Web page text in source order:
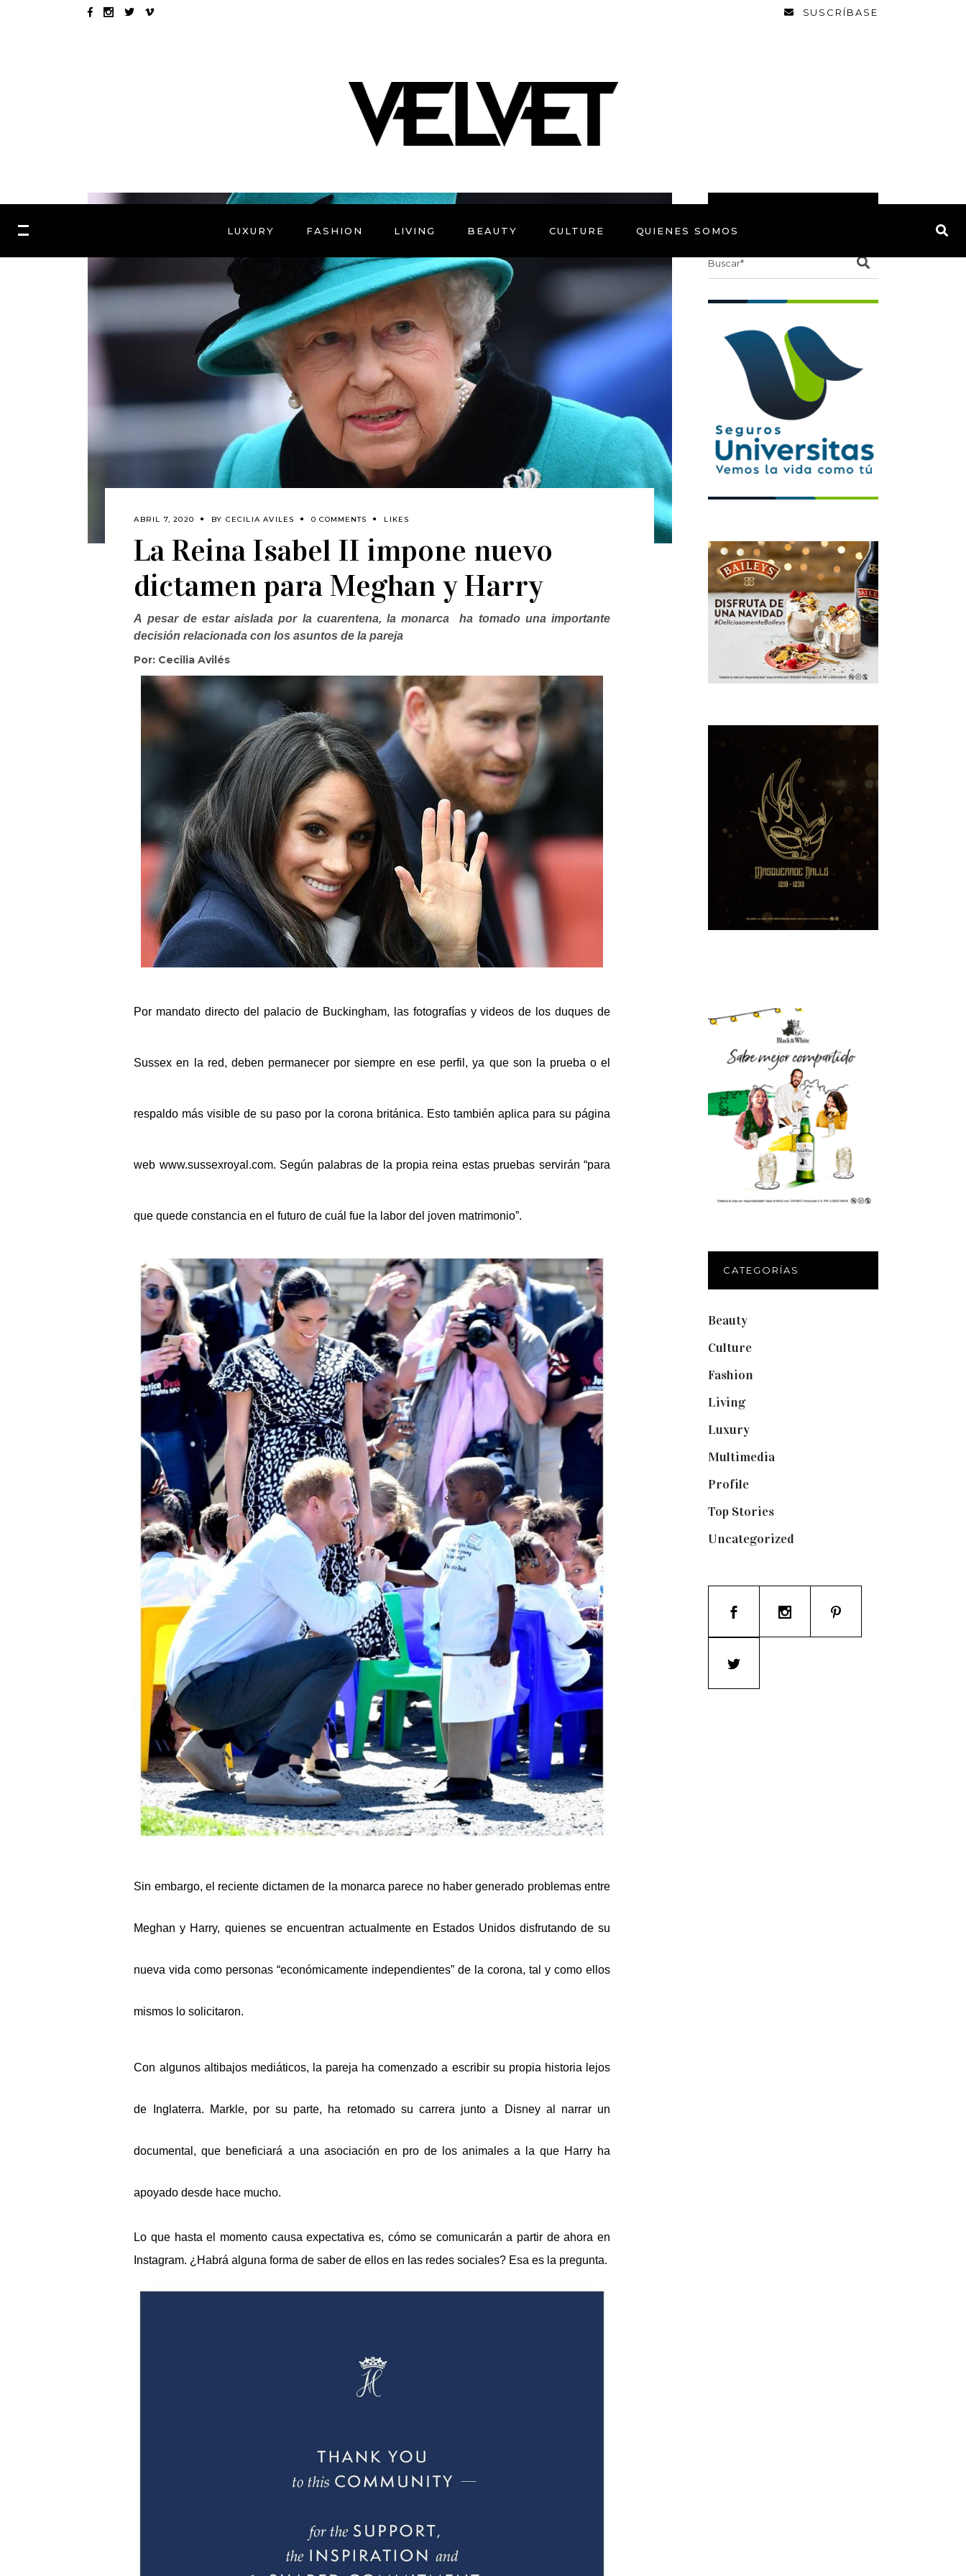
SUSCRÍBASE
LUXURY FASHION LIVING BEAUTY CULTURE QUIENES SOMOS
ABRIL 7, 2020 BY CECILIA AVILES 0 COMMENTS LIKES
La Reina Isabel II impone nuevo
dictamen para Meghan y Harry
A pesar de estar aislada por la cuarentena, la monarca ha tomado una importante
decisión relacionada con los asuntos de la pareja
Por: Cecilia Avilés
Por mandato directo del palacio de Buckingham, las fotografías y videos de los duques de
Sussex en la red, deben permanecer por siempre en ese perfil, ya que son la prueba o el
respaldo más visible de su paso por la corona británica. Esto también aplica para su página
web www.sussexroyal.com. Según palabras de la propia reina estas pruebas servirán “para
que quede constancia en el futuro de cuál fue la labor del joven matrimonio”.
Sin embargo, el reciente dictamen de la monarca parece no haber generado problemas entre
Meghan y Harry, quienes se encuentran actualmente en Estados Unidos disfrutando de su
nueva vida como personas “económicamente independientes” de la corona, tal y como ellos
mismos lo solicitaron.
Con algunos altibajos mediáticos, la pareja ha comenzado a escribir su propia historia lejos
de Inglaterra. Markle, por su parte, ha retomado su carrera junto a Disney al narrar un
documental, que beneficiará a una asociación en pro de los animales a la que Harry ha
apoyado desde hace mucho.
Lo que hasta el momento causa expectativa es, cómo se comunicarán a partir de ahora en
Instagram. ¿Habrá alguna forma de saber de ellos en las redes sociales? Esa es la pregunta.
Search
CATEGORÍAS
Beauty(250)
Culture(132)
Fashion
Living(337)
Luxury(664)
Multimedia(10)
Profile(8)
Top Stories(123)
Uncategorized